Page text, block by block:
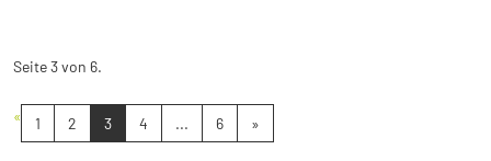
Seite 3 von 6.
« 1 2 3 4 ... 6 »